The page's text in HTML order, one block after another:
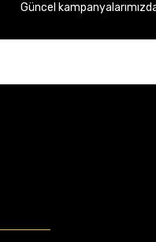
Güncel